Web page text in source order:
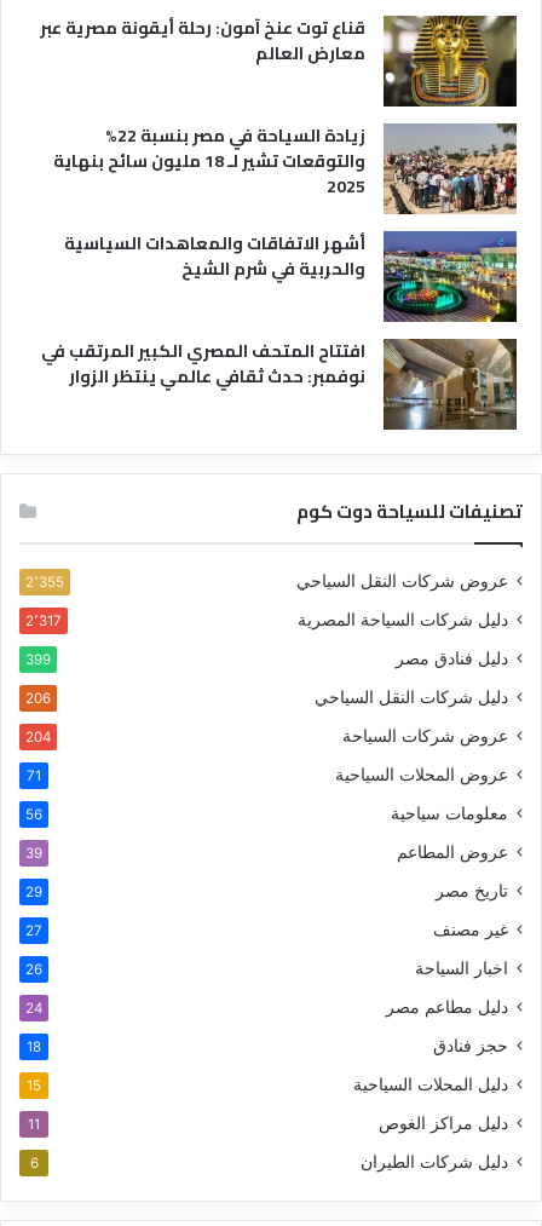
قناع توت عنخ آمون: رحلة أيقونة مصرية عبر
معارض العالم
زيادة السياحة في مصر بنسبة 22%
والتوقعات تشير لـ 18 مليون سائح بنهاية
2025
أشهر الاتفاقات والمعاهدات السياسية
والحربية في شرم الشيخ
افتتاح المتحف المصري الكبير المرتقب في
نوفمبر: حدث ثقافي عالمي ينتظر الزوار
تصنيفات للسياحة دوت كوم
عروض شركات النقل السياحي 2٬355
دليل شركات السياحة المصرية 2٬317
دليل فنادق مصر 399
دليل شركات النقل السياحي 206
عروض شركات السياحة 204
عروض المحلات السياحية 71
معلومات سياحية 56
عروض المطاعم 39
تاريخ مصر 29
غير مصنف 27
اخبار السياحة 26
دليل مطاعم مصر 24
حجز فنادق 18
دليل المحلات السياحية 15
دليل مراكز الغوص 11
دليل شركات الطيران 6